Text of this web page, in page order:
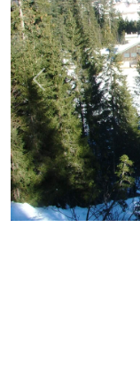
Previous